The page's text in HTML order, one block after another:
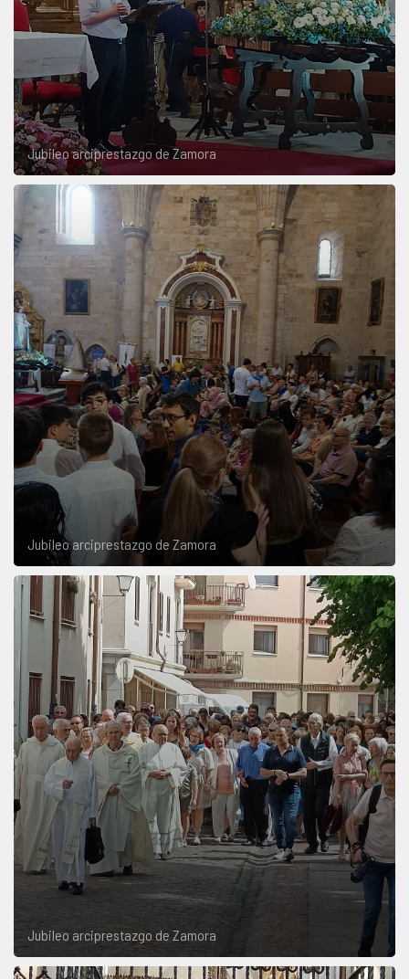
Jubileo arciprestazgo de Zamora
Jubileo arciprestazgo de Zamora
Jubileo arciprestazgo de Zamora